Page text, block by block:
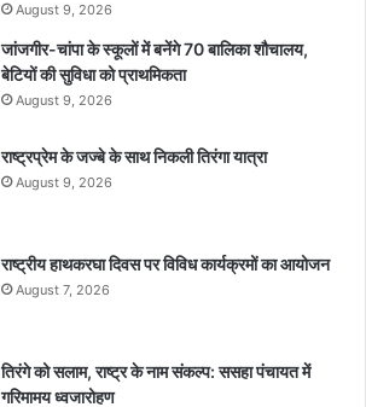
August 9, 2026
जांजगीर-चांपा के स्कूलों में बनेंगे 70 बालिका शौचालय,
बेटियों की सुविधा को प्राथमिकता
August 9, 2026
राष्ट्रप्रेम के जज्बे के साथ निकली तिरंगा यात्रा
August 9, 2026
राष्ट्रीय हाथकरघा दिवस पर विविध कार्यक्रमों का आयोजन
August 7, 2026
तिरंगे को सलाम, राष्ट्र के नाम संकल्प: ससहा पंचायत में
गरिमामय ध्वजारोहण